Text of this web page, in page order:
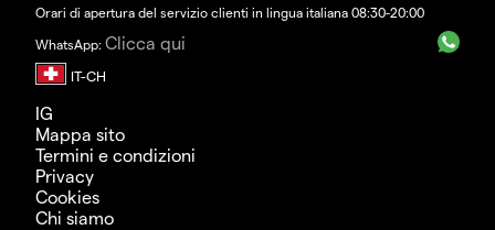
Orari di apertura del servizio clienti in lingua italiana 08:30-20:00
WhatsApp: Clicca qui
IG
Mappa sito
Termini e condizioni
Privacy
Cookies
Chi siamo